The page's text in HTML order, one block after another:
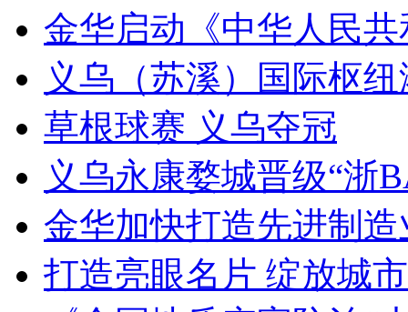
金华启动《中华人民
义乌（苏溪）国际枢
草根球赛 义乌夺冠
义乌永康婺城晋级“浙
金华加快打造先进制
打造亮眼名片 绽放城